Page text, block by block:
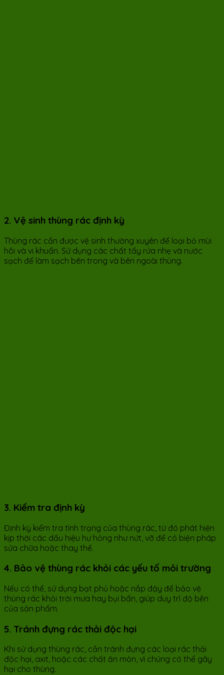
2. Vệ sinh thùng rác định kỳ
Thùng rác cần được vệ sinh thường xuyên để loại bỏ mùi
hôi và vi khuẩn. Sử dụng các chất tẩy rửa nhẹ và nước
sạch để làm sạch bên trong và bên ngoài thùng.
3. Kiểm tra định kỳ
Định kỳ kiểm tra tình trạng của thùng rác, từ đó phát hiện
kịp thời các dấu hiệu hư hỏng như nứt, vỡ để có biện pháp
sửa chữa hoặc thay thế.
4. Bảo vệ thùng rác khỏi các yếu tố môi trường
Nếu có thể, sử dụng bạt phủ hoặc nắp đậy để bảo vệ
thùng rác khỏi trời mưa hay bụi bẩn, giúp duy trì độ bền
của sản phẩm.
5. Tránh đựng rác thải độc hại
Khi sử dụng thùng rác, cần tránh đựng các loại rác thải
độc hại, axit, hoặc các chất ăn mòn, vì chúng có thể gây
hại cho thùng.